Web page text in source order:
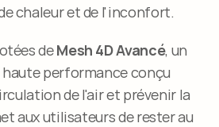
chaleur et de l'inconfort.
de Mesh 4D Avancé, un
performance conçu
de l'air et prévenir la
aux utilisateurs de rester au